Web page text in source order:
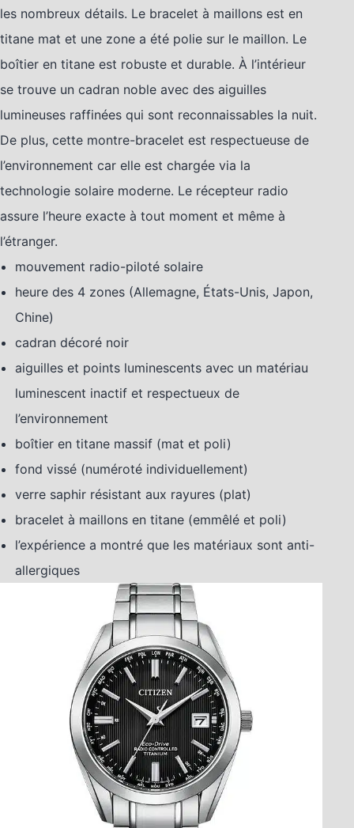
les nombreux détails. Le bracelet à maillons est en
titane mat et une zone a été polie sur le maillon. Le
boîtier en titane est robuste et durable. À l’intérieur
se trouve un cadran noble avec des aiguilles
lumineuses raffinées qui sont reconnaissables la nuit.
De plus, cette montre-bracelet est respectueuse de
l’environnement car elle est chargée via la
technologie solaire moderne. Le récepteur radio
assure l’heure exacte à tout moment et même à
l’étranger.
mouvement radio-piloté solaire
heure des 4 zones (Allemagne, États-Unis, Japon,
Chine)
cadran décoré noir
aiguilles et points luminescents avec un matériau
luminescent inactif et respectueux de
l’environnement
boîtier en titane massif (mat et poli)
fond vissé (numéroté individuellement)
verre saphir résistant aux rayures (plat)
bracelet à maillons en titane (emmêlé et poli)
l’expérience a montré que les matériaux sont anti-
allergiques